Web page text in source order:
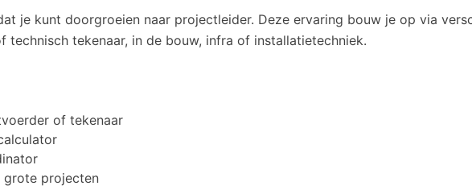
je kunt doorgroeien naar projectleider. Deze ervaring bouw je op via
tekenaar, in de bouw, infra of installatietechniek.
of tekenaar
projecten